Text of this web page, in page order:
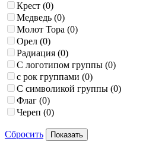
Крест (0)
Медведь (0)
Молот Тора (0)
Орел (0)
Радиация (0)
С логотипом группы (0)
с рок группами (0)
С символикой группы (0)
Флаг (0)
Череп (0)
Сбросить